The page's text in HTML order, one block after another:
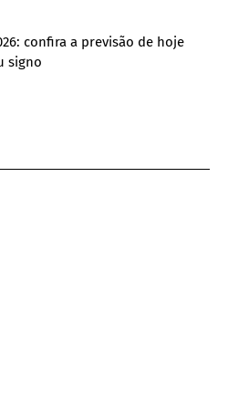
confira a previsão de hoje
signo